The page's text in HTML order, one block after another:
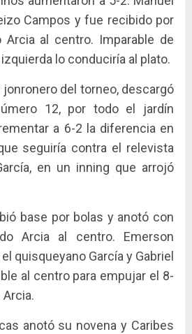
Campos y fue recibido por
Arcia al centro. Imparable de
lo conduciría al plato.
jonronero del torneo, descargó
12, por todo el jardín
a 6-2 la diferencia en
seguiría contra el relevista
en un inning que arrojó
base por bolas y anotó con
Arcia al centro. Emerson
quisqueyano García y Gabriel
al centro para empujar el 8-
anotó su novena y Caribes